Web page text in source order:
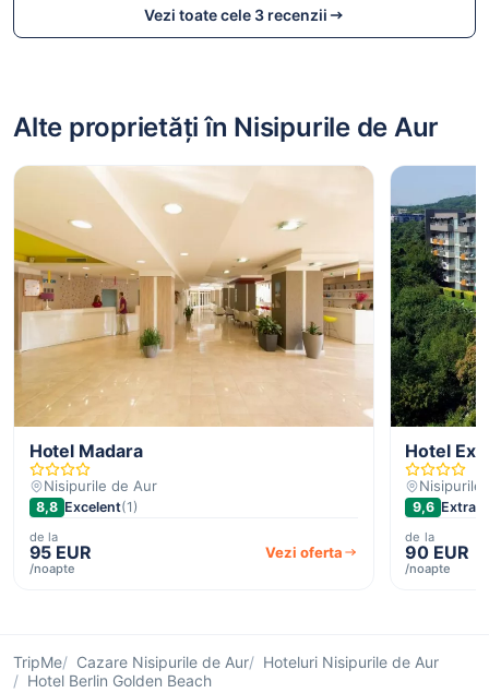
Vezi toate cele 3 recenzii
Alte proprietăți în Nisipurile de Aur
Hotel Madara
Nisipurile de Aur
8,8 Excelent(1)
de la
95 EUR
/noapte
Vezi oferta
Hotel
Nisipurile
9,6
de la
90 EUR
/noapte
TripMe Cazare Nisipurile de Aur
Hoteluri Nisipurile de Aur
Hotel Berlin Golden Beach